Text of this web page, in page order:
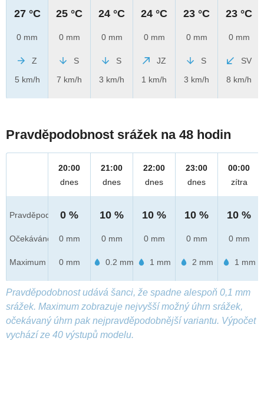
27 °C
0 mm
Z
5 km/h
25 °C
0 mm
S
7 km/h
24 °C
0 mm
S
3 km/h
24 °C
0 mm
JZ
1 km/h
23 °C
0 mm
S
3 km/h
23 °C
0 mm
SV
8 km/h
Pravděpodobnost srážek na 48 hodin
Pravděpod.
Očekáváno
Maximum
20:00
dnes
0 %
0 mm
0 mm
21:00
dnes
10 %
0 mm
0.2 mm
22:00
dnes
10 %
0 mm
1 mm
23:00
dnes
10 %
0 mm
2 mm
00:00
zítra
10 %
0 mm
1 mm
Pravděpodobnost udává šanci, že spadne alespoň 0,1 mm
srážek. Maximum zobrazuje nejvyšší možný úhrn srážek,
očekávaný úhrn pak nejpravděpodobnější variantu. Výpočet
vychází ze 40 výstupů modelu.